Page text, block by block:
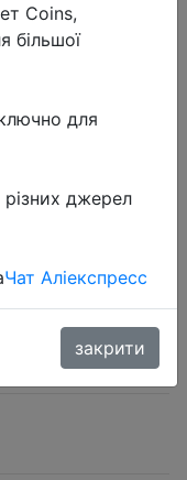
Core CPUs
Supports
Coins,
більшої
для
джерел
Чат Аліекспресс
закрити